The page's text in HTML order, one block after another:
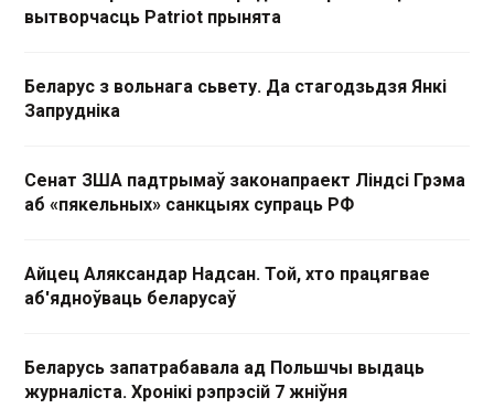
вытворчасць Patriot прынята
Беларус з вольнага сьвету. Да стагодзьдзя Янкі
Запрудніка
Сенат ЗША падтрымаў законапраект Ліндсі Грэма
аб «пякельных» санкцыях супраць РФ
Айцец Аляксандар Надсан. Той, хто працягвае
аб'ядноўваць беларусаў
Беларусь запатрабавала ад Польшчы выдаць
журналіста. Хронікі рэпрэсій 7 жніўня